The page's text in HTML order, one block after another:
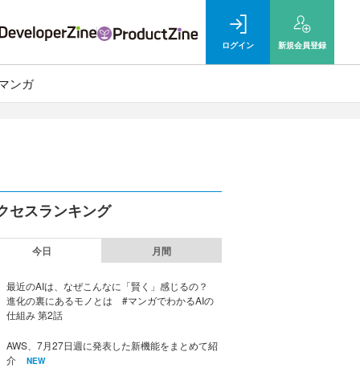
ログイン 新規会員登録
ンガ
セスランキング
今日 月間
最近のAIは、なぜこんなに「賢く」感じるの？
進化の裏にあるモノとは #マンガでわかるAIの
仕組み 第2話
AWS、7月27日週に発表した新機能をまとめて紹
介
NEW